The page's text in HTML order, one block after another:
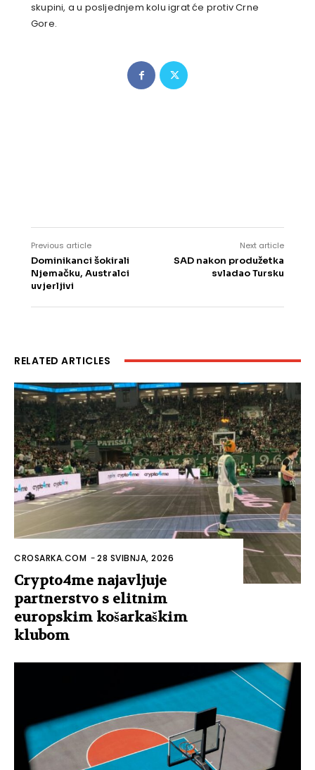
skupini, a u posljednjem kolu igrat će protiv Crne
Gore.
Previous article
Dominikanci šokirali
Njemačku, Australci
uvjerljivi
Next article
SAD nakon produžetka
svladao Tursku
RELATED ARTICLES
CROSARKA.COM -28 SVIBNJA, 2026
Crypto4me najavljuje
partnerstvo s elitnim
europskim košarkaškim
klubom